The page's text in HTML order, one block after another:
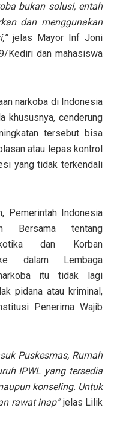
bukan solusi, entah
dan menggunakan
jelas Mayor Inf Joni
Kediri dan mahasiswa
narkoba di Indonesia
khususnya, cenderung
tersebut bisa
atau lepas kontrol
yang tidak terkendali
Pemerintah Indonesia
Bersama tentang
dan Korban
dalam Lembaga
itu tidak lagi
pidana atau kriminal,
Penerima Wajib
Puskesmas, Rumah
IPWL yang tersedia
konseling. Untuk
rawat inap”jelas Lilik